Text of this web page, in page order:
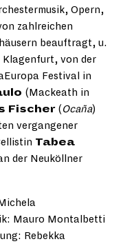
Opern,
zahlreichen
beauftragt, u.
Klagenfurt, von der
Festival in
(Mackeath in
Fischer(Ocaña)
vergangener
Tabea
der Neuköllner
Mauro Montalbetti
Rebekka